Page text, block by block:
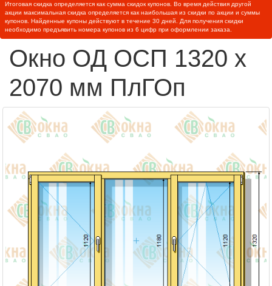
Итоговая скидка определяется как сумма скидок купонов. Во время действия другой
акции максимальная скидка определяется как наибольшая из скидки по акции и суммы
купонов. Найденные купоны действуют в течение 30 дней. Для получения скидки
необходимо предъявить номера купонов из 6 цифр при оформлении заказа.
Окно ОД ОСП 1320 х
2070 мм ПлГОп